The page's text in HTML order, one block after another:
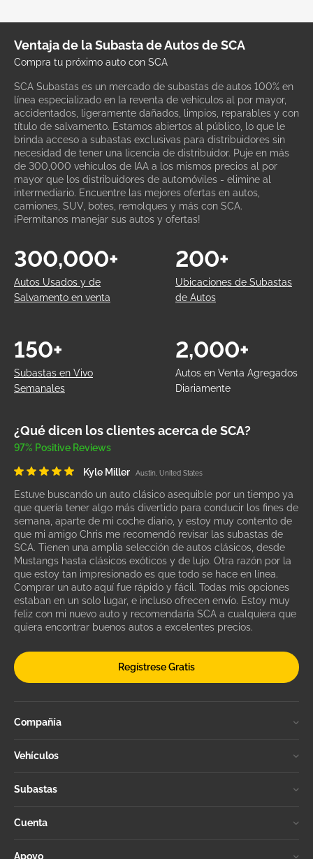
Ventaja de la Subasta de Autos de SCA
Compra tu próximo auto con SCA
SCA Subastas es un mercado de subastas de autos 100% en
línea especializado en la reventa de vehículos al por mayor,
accidentados, ligeramente dañados, limpios, reparables y con
título de salvamento. Estamos abiertos al público, lo que le
brinda acceso a subastas exclusivas para distribuidores sin
necesidad de tener una licencia de distribuidor. Puje en más
de 300,000 vehículos de IAA a los mismos precios al por
mayor que los distribuidores de automóviles - elimine al
intermediario. Encuentre las mejores ofertas en autos,
camiones, SUV, botes, remolques y más con SCA.
¡Permítanos manejar sus autos y ofertas!
Autos Usados y de
Salvamento en venta
300,000+
Ubicaciones de Subastas
de Autos
200+
Subastas en Vivo
Semanales
150+
Autos en Venta Agregados
Diariamente
2,000+
¿Qué dicen los clientes acerca de SCA?
97% Positive Reviews
Kyle Miller Austin, United States
Estuve buscando un auto clásico asequible por un tiempo ya
que quería tener algo más divertido para conducir los fines de
semana, aparte de mi coche diario, y estoy muy contento de
que mi amigo Chris me recomendó revisar las subastas de
SCA. Tienen una amplia selección de autos clásicos, desde
Mustangs hasta clásicos exóticos y de lujo. Otra razón por la
que estoy tan impresionado es que todo se hace en línea.
Comprar un auto aquí fue rápido y fácil. Todas mis opciones
estaban en un solo lugar, e incluso ofrecen envío. Estoy muy
feliz con mi nuevo auto y recomendaría SCA a cualquiera que
quiera encontrar buenos autos a excelentes precios.
Regístrese Gratis
Compañía
Vehículos
Subastas
Cuenta
Apoyo